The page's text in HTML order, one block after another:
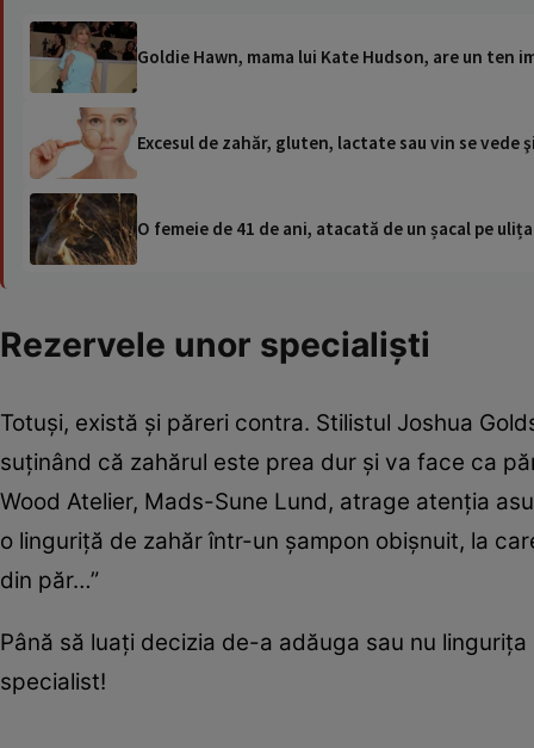
Goldie Hawn, mama lui Kate Hudson, are un ten
Excesul de zahăr, gluten, lactate sau vin se
O femeie de 41 de ani, atacată de un șacal pe
Rezervele unor specialiști
Totuși, există și păreri contra. Stilistul Joshua
suținând că zahărul este prea dur și va face ca
Wood Atelier, Mads-Sune Lund, atrage atenția
o linguriță de zahăr într-un șampon obișnuit, la
din păr…”
Până să luați decizia de-a adăuga sau nu
specialist!